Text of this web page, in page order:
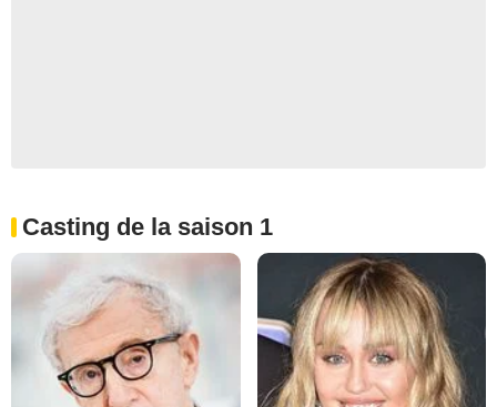
Casting de la saison 1